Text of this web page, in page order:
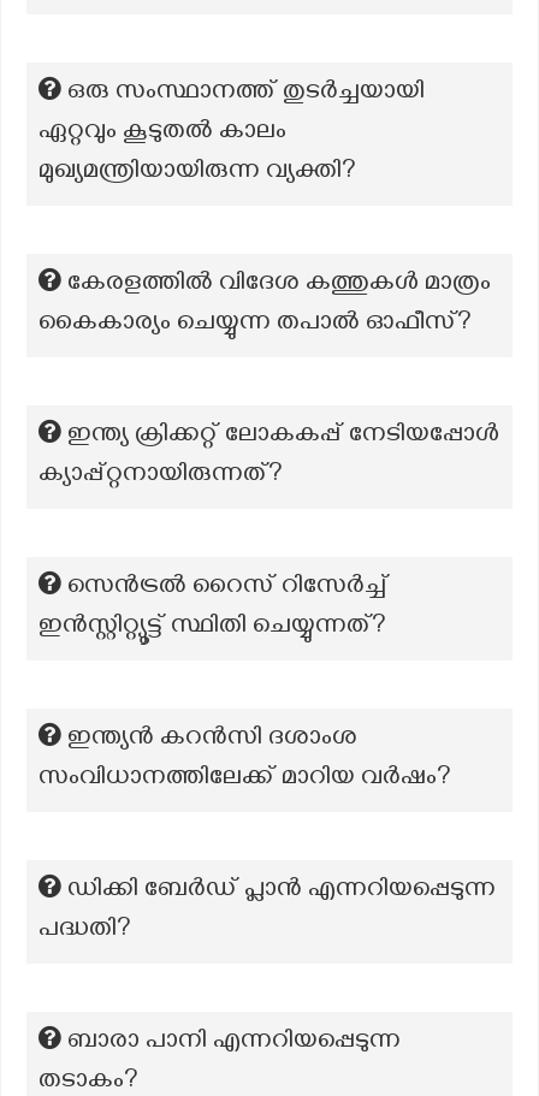
ഒരു സംസ്ഥാനത്ത് തുടർച്ചയായി
ഏറ്റവും കൂടുതൽ കാലം
മുഖ്യമന്ത്രിയായിരുന്ന വ്യക്തി?
കേരളത്തിൽ വിദേശ കത്തുകൾ മാത്രം
കൈകാര്യം ചെയ്യുന്ന തപാൽ ഓഫീസ്?
ഇന്ത്യ ക്രിക്കറ്റ് ലോകകപ്പ് നേടിയപ്പോൾ
ക്യാപ്പ്റ്റനായിരുന്നത്?
സെൻട്രൽ റൈസ് റിസേർച്ച്
ഇൻസ്റ്റിറ്റ്യൂട്ട് സ്ഥിതി ചെയ്യുന്നത്?
ഇന്ത്യൻ കറൻസി ദശാംശ
സംവിധാനത്തിലേക്ക് മാറിയ വർഷം?
ഡിക്കി ബേർഡ് പ്ലാൻ എന്നറിയപ്പെടുന്ന
പദ്ധതി?
ബാരാ പാനി എന്നറിയപ്പെടുന്ന
തടാകം?